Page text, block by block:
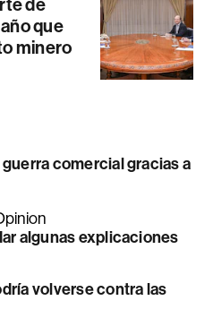
que
minero
comercial gracias a
algunas explicaciones
volverse contra las